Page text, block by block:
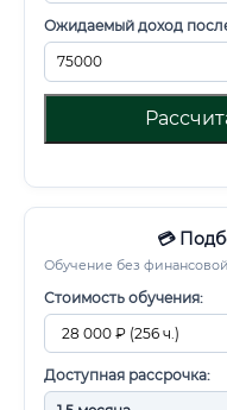
Ожидаемый доход
💳
Обучение без
Стоимость обучения:
Доступная рассрочка: